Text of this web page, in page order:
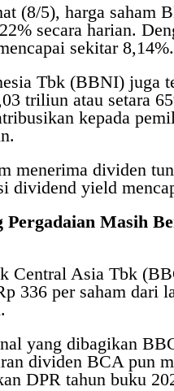
(8/5), harga saham
secara harian.
sekitar 8,14%.
Tbk (BBNI) juga
triliun atau setara
kepada
menerima dividen
dividend yield
Masih
Central Asia Tbk
336 per saham dari
yang dibagikan
dividen BCA pun
DPR tahun buku